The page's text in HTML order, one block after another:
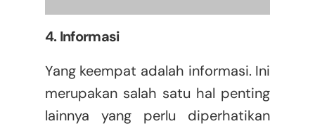
4. Informasi
Yang keempat adalah informasi. Ini
merupakan salah satu hal penting
lainnya yang perlu diperhatikan